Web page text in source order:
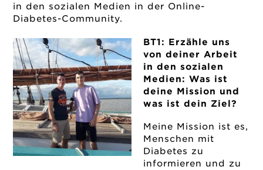
in den sozialen Medien in der Online-
Diabetes-Community.
BT1: Erzähle uns
von deiner Arbeit
in den sozialen
Medien: Was ist
deine Mission und
was ist dein Ziel?
Meine Mission ist es,
Menschen mit
Diabetes zu
informieren und zu